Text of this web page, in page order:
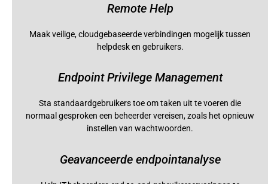
Remote Help
Maak veilige, cloudgebaseerde verbindingen mogelijk tussen
helpdesk en gebruikers.
Endpoint Privilege Management
Sta standaardgebruikers toe om taken uit te voeren die
normaal gesproken een beheerder vereisen, zoals het opnieuw
instellen van wachtwoorden.
Geavanceerde endpointanalyse